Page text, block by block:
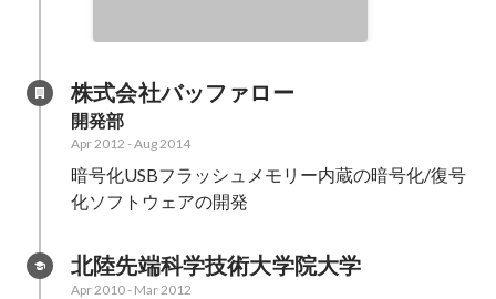
株式会社バッファロー
開発部
Apr 2012 -Aug 2014
暗号化USBフラッシュメモリー内蔵の暗号化/復号
化ソフトウェアの開発
北陸先端科学技術大学院大学
Apr 2010- Mar 2012